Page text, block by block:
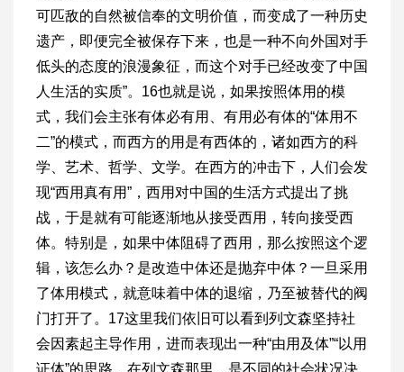
可匹敌的自然被信奉的文明价值，而变成了一种历史
遗产，即便完全被保存下来，也是一种不向外国对手
低头的态度的浪漫象征，而这个对手已经改变了中国
人生活的实质”。16也就是说，如果按照体用的模
式，我们会主张有体必有用、有用必有体的“体用不
二”的模式，而西方的用是有西体的，诸如西方的科
学、艺术、哲学、文学。在西方的冲击下，人们会发
现“西用真有用”，西用对中国的生活方式提出了挑
战，于是就有可能逐渐地从接受西用，转向接受西
体。特别是，如果中体阻碍了西用，那么按照这个逻
辑，该怎么办？是改造中体还是抛弃中体？一旦采用
了体用模式，就意味着中体的退缩，乃至被替代的阀
门打开了。17这里我们依旧可以看到列文森坚持社
会因素起主导作用，进而表现出一种“由用及体”“以用
证体”的思路。在列文森那里，是不同的社会状况决